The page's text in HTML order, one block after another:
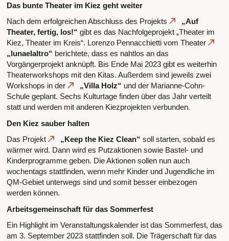
Das bunte Theater im Kiez geht weiter
Nach dem erfolgreichen Abschluss des Projekts
„Auf
Theater, fertig, los!“ gibt es das Nachfolgeprojekt „Theater im
Kiez, Theater im Kreis“. Lorenzo Pennacchietti vom Theater
„lunaelaltro“ berichtete, dass es nahtlos an das
Vorgängerprojekt anknüpft. Bis Ende Mai 2023 gibt es weiterhin
Theaterworkshops mit den Kitas. Außerdem sind jeweils zwei
Workshops in der
„Villa Holz“ und der Marianne-Cohn-
Schule geplant. Sechs Kulturtage finden über das Jahr verteilt
statt und werden mit anderen Kiezprojekten verbunden.
Den Kiez sauber halten
Das Projekt
„Keep the Kiez Clean“ soll starten, sobald es
wärmer wird. Dann wird es Putzaktionen sowie Bastel- und
Kinderprogramme geben. Die Aktionen sollen nun auch
wochentags stattfinden, wenn mehr Kinder und Jugendliche im
QM-Gebiet unterwegs sind und somit besser einbezogen
werden können.
Arbeitsgemeinschaft für das Sommerfest
Ein Highlight im Veranstaltungskalender ist das Sommerfest, das
am 3. September 2023 stattfinden soll. Die Trägerschaft für das